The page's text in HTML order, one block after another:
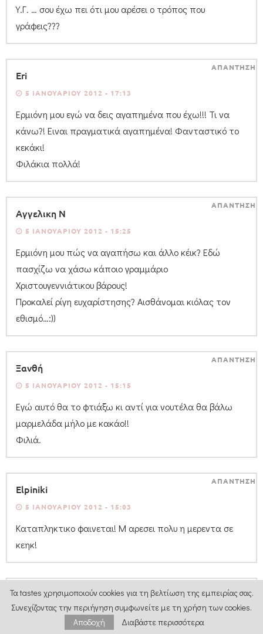
Υ.Γ. … σου έχω πει ότι μου αρέσει ο τρόπος που
γράφεις???
Eri
5 ΙΑΝΟΥΑΡΊΟΥ 2012 - 17:13
Ερμιόνη μου εγώ να δεις αγαπημένα που έχω!!! Τι να
κάνω?! Ειναι πραγματικά αγαπημένα! Φανταστικό το
κεκάκι!
Φιλάκια πολλά!
ΑΠΑΝΤΗΣΗ
Αγγελικη Ν
5 ΙΑΝΟΥΑΡΊΟΥ 2012 - 15:25
Ερμιόνη μου πώς να αγαπήσω και άλλο κέικ? Εδώ
πασχίζω να χάσω κάποιο γραμμάριο
Χριστουγεννιάτικου βάρους!
Προκαλεί ρίγη ευχαρίστησης? Αισθάνομαι κιόλας τον
εθισμό…:))
ΑΠΑΝΤΗΣΗ
Ξανθή
5 ΙΑΝΟΥΑΡΊΟΥ 2012 - 15:15
Εγώ αυτό θα το φτιάξω κι αντί για νουτέλα θα βάλω
μαρμελάδα μήλο με κακάο!!
Φιλιά.
ΑΠΑΝΤΗΣΗ
Elpiniki
5 ΙΑΝΟΥΑΡΊΟΥ 2012 - 15:03
Καταπληκτικο φαινεται! Μ αρεσει πολυ η μερεντα σε
κεηκ!
ΑΠΑΝΤΗΣΗ
"ζαχαρούλα.."
5 ΙΑΝΟΥΑΡΊΟΥ 2012 - 14:24
Τα tastes χρησιμοποιούν cookies για τη βελτίωση της εμπειρίας σας.
Συνεχίζοντας την περιήγηση συμφωνείτε με τη χρήση των cookies.
Αποδοχή
Διαβάστε περισσότερα